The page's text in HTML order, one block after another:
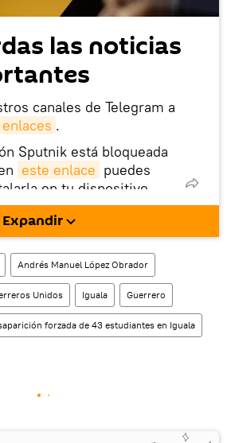
las noticias
canales de Telegram a
enlaces .
Sputnik está bloqueada
este enlace puedes
en tu dispositivo
una cuenta en la red
Expandir
Andrés Manuel López Obrador
Unidos Iguala Guerrero
forzada de 43 estudiantes en Iguala